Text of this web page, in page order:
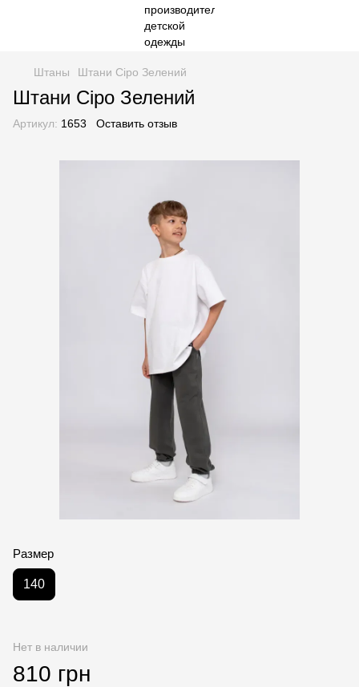
Штаны Штани Сіро Зелений
Штани Сіро Зелений
Артикул: 1653 Оставить отзыв
Размер
140
Нет в наличии
810 грн